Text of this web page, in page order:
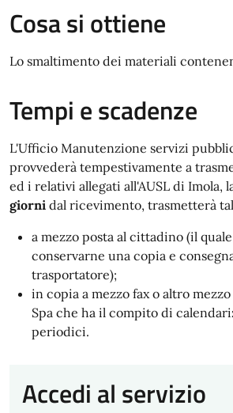
Cosa si ottiene
Lo smaltimento dei materiali
Tempi e scadenze
L'Ufficio Manutenzione servizi
provvederà tempestivamente a
ed i relativi allegati all'AUSL di Imola,
giorni dal ricevimento, trasmetterà
a mezzo posta al cittadino (il
conservarne una copia e
trasportatore);
in copia a mezzo fax o altro
Spa che ha il compito di
periodici.
Accedi al servizio